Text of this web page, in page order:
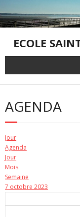
to
content
ECOLE
AGENDA
Jour
Agenda
Jour
Mois
Semaine
7 octobre 2023